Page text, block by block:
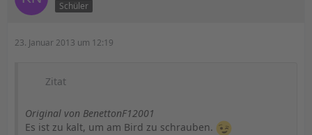
Schüler
23. Januar 2013 um 12:19
Zitat
Original von BenettonF12001
Es ist zu kalt, um am Bird zu schrauben.